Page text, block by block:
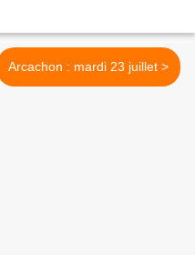
Arcachon : mardi 23 juillet >